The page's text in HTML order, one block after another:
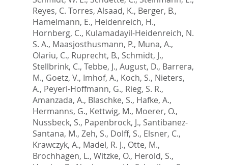
Reyes, C. Torres, Alsaad, K., Berger, B.,
Hamelmann, E., Heidenreich, H.,
Hornberg, C., Kulamadayil-Heidenreich, N.
S. A., Maasjosthusmann, P., Muna, A.,
Olariu, C., Ruprecht, B., Schmidt, J.,
Stellbrink, C., Tebbe, J., August, D., Barrera,
M., Goetz, V., Imhof, A., Koch, S., Nieters,
A., Peyerl-Hoffmann, G., Rieg, S. R.,
Amanzada, A., Blaschke, S., Hafke, A.,
Hermanns, G., Kettwig, M., Moerer, O.,
Nussbeck, S., Papenbrock, J., Santibanez-
Santana, M., Zeh, S., Dolff, S., Elsner, C.,
Krawczyk, A., Madel, R. J., Otte, M.,
Brochhagen, L., Witzke, O., Herold, S.,